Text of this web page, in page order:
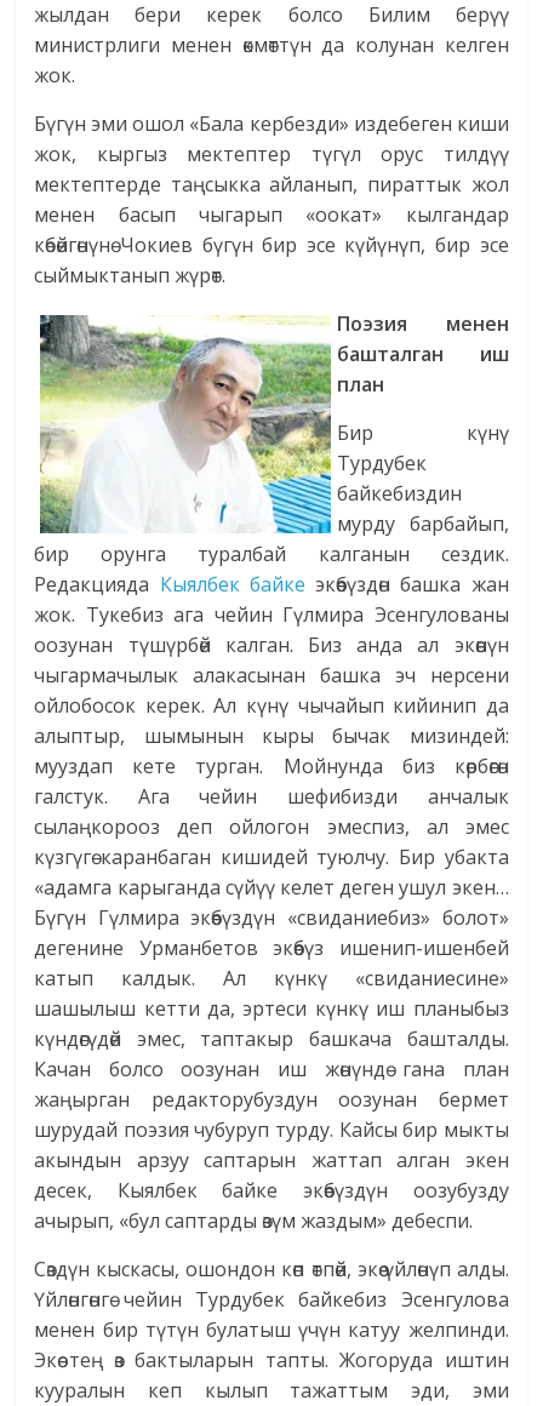
жылдан бери керек болсо Билим берүү
министрлиги менен өкмөттүн да колунан келген
жок.
Бүгүн эми ошол «Бала кербезди» издебеген киши
жок, кыргыз мектептер түгүл орус тилдүү
мектептерде таңсыкка айланып, пираттык жол
менен басып чыгарып «оокат» кылгандар
көбөйгөнүнө Чокиев бүгүн бир эсе күйүнүп, бир эсе
сыймыктанып жүрөт.
Поэзия менен
башталган иш
план
Бир күнү
Турдубек
байкебиздин
мурду барбайып,
бир орунга туралбай калганын сездик.
Редакцияда Кыялбек байке экөөбүздөн башка жан
жок. Тукебиз ага чейин Гүлмира Эсенгулованы
оозунан түшүрбөй калган. Биз анда ал экөөнүн
чыгармачылык алакасынан башка эч нерсени
ойлобосок керек. Ал күнү чычайып кийинип да
алыптыр, шымынын кыры бычак мизиндей:
мууздап кете турган. Мойнунда биз көрбөгөн
галстук. Ага чейин шефибизди анчалык
сылаңкорооз деп ойлогон эмеспиз, ал эмес
күзгүгө каранбаган кишидей туюлчу. Бир убакта
«адамга карыганда сүйүү келет деген ушул экен…
Бүгүн Гүлмира экөөбүздүн «свиданиебиз» болот»
дегенине Урманбетов экөөбүз ишенип-ишенбей
катып калдык. Ал күнкү «свиданиесине»
шашылыш кетти да, эртеси күнкү иш планыбыз
күндөгүдөй эмес, таптакыр башкача башталды.
Качан болсо оозунан иш жөнүндө гана план
жаңырган редакторубуздун оозунан бермет
шурудай поэзия чубуруп турду. Кайсы бир мыкты
акындын арзуу саптарын жаттап алган экен
десек, Кыялбек байке экөөбүздүн оозубузду
ачырып, «бул саптарды өзүм жаздым» дебеспи.
Сөздүн кыскасы, ошондон көп өтпөй, экөө үйлөнүп алды.
Үйлөнгөнгө чейин Турдубек байкебиз Эсенгулова
менен бир түтүн булатыш үчүн катуу желпинди.
Экөө тең өз бактыларын тапты. Жогоруда иштин
кууралын кеп кылып тажаттым эди, эми